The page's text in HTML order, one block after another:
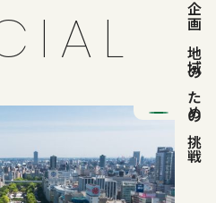
地域のための挑戦